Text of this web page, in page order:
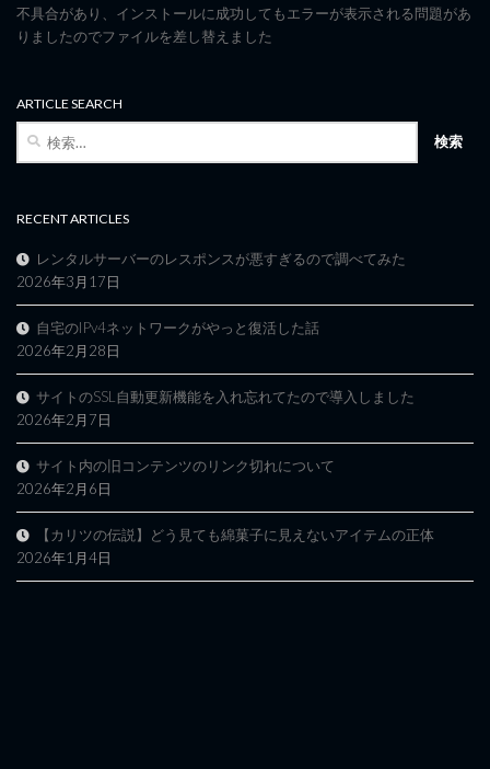
不具合があり、インストールに成功してもエラーが表示される問題があ
りましたのでファイルを差し替えました
ARTICLE SEARCH
RECENT ARTICLES
レンタルサーバーのレスポンスが悪すぎるので調べてみた
2026年3月17日
自宅のIPv4ネットワークがやっと復活した話
2026年2月28日
サイトのSSL自動更新機能を入れ忘れてたので導入しました
2026年2月7日
サイト内の旧コンテンツのリンク切れについて
2026年2月6日
【カリツの伝説】どう見ても綿菓子に見えないアイテムの正体
2026年1月4日